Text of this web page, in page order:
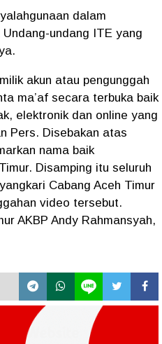
dalam
undang ITE yang
akun atau pengunggah
ma’af secara terbuka baik
elektronik dan online yang
Pers. Disebakan atas
nama baik
Disamping itu seluruh
Cabang Aceh Timur
video tersebut.
AKBP Andy Rahmansyah,